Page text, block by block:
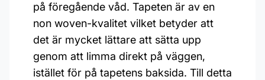
på föregående våd. Tapeten är av en
non woven-kvalitet vilket betyder att
det är mycket lättare att sätta upp
genom att limma direkt på väggen,
istället för på tapetens baksida. Till detta